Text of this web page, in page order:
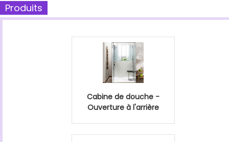
Produits
Cabine de douche -
Ouverture à l'arrière